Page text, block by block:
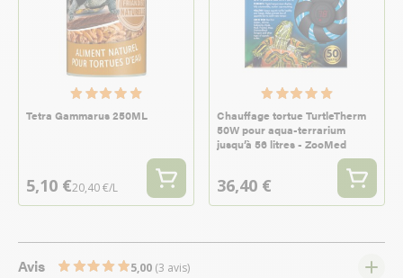
Tetra Gammarus 250ML
5,10 €20,40 €/L
Chauffage tortue TurtleTherm
50W pour aqua-terrarium
jusqu’à 56 litres - ZooMed
36,40 €
Avis 5,00 (3 avis)